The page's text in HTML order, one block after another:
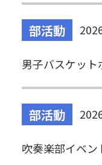
部活動
男子バスケット
部活動
吹奏楽部イベン